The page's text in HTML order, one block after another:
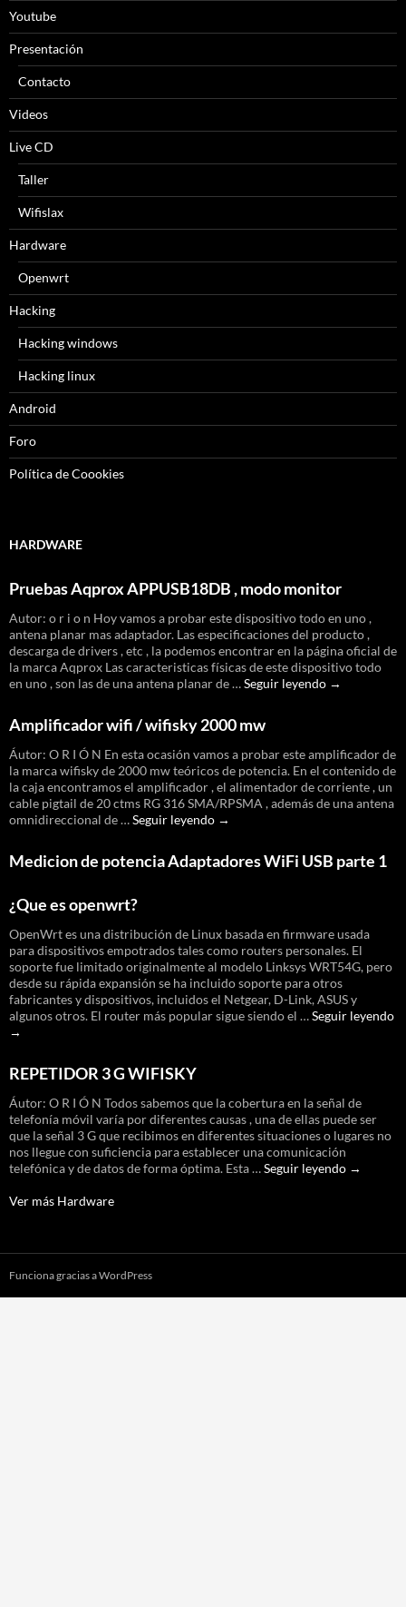
Youtube
Presentación
Contacto
Videos
Live CD
Taller
Wifislax
Hardware
Openwrt
Hacking
Hacking windows
Hacking linux
Android
Foro
Política de Coookies
HARDWARE
Pruebas Aqprox APPUSB18DB , modo monitor
Autor: o r i o n Hoy vamos a probar este dispositivo todo en uno ,
antena planar mas adaptador. Las especificaciones del producto ,
descarga de drivers , etc , la podemos encontrar en la página oficial de
la marca Aqprox Las caracteristicas físicas de este dispositivo todo
en uno , son las de una antena planar de …Seguir leyendo Pruebas
modo
monitor
→
Amplificador wifi / wifisky 2000 mw
Áutor: O R I Ó N En esta ocasión vamos a probar este amplificador de
la marca wifisky de 2000 mw teóricos de potencia. En el contenido de
la caja encontramos el amplificador , el alimentador de corriente , un
cable pigtail de 20 ctms RG 316 SMA/RPSMA , además de una antena
omnidireccional de …Seguir leyendo Amplificador
wifisky
→
Medicion de potencia Adaptadores WiFi USB parte 1
¿Que es openwrt?
OpenWrt es una distribución de Linux basada en firmware usada
para dispositivos empotrados tales como routers personales. El
soporte fue limitado originalmente al modelo Linksys WRT54G, pero
desde su rápida expansión se ha incluido soporte para otros
fabricantes y dispositivos, incluidos el Netgear, D-Link, ASUS y
algunos otros. El router más popular sigue siendo el …Seguir leyendo
→
REPETIDOR 3 G WIFISKY
Áutor: O R I Ó N Todos sabemos que la cobertura en la señal de
telefonía móvil varía por diferentes causas , una de ellas puede ser
que la señal 3 G que recibimos en diferentes situaciones o lugares no
nos llegue con suficiencia para establecer una comunicación
telefónica y de datos de forma óptima. Esta …Seguir leyendo →
Ver más Hardware
Funciona gracias a WordPress